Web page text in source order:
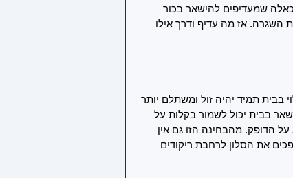
שמעדיפים להישאר בכור
השגרה. אז מה עדיף ודרך אילו
תמיד יהיה זול ומשתלם יותר
בבית יכול לשמור בקלות על
הדופק. מהבחינה הזו גם אין
את הסלון לרחבת ריקודים